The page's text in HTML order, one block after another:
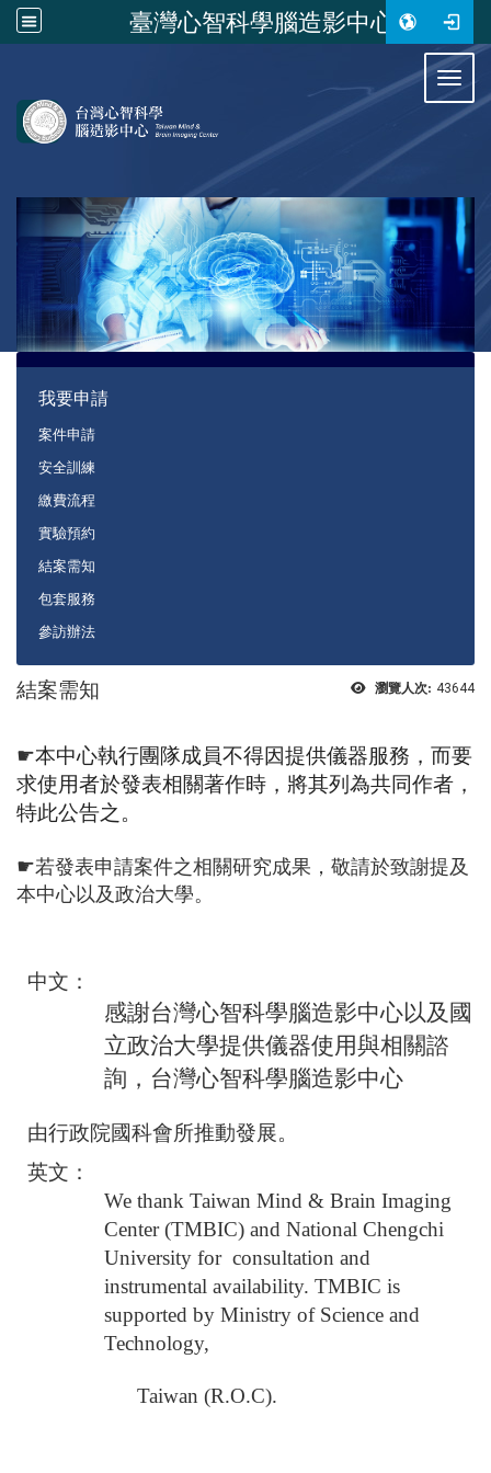
臺灣心智科學腦造影中心
我要申請
案件申請
安全訓練
繳費流程
實驗預約
結案需知
包套服務
參訪辦法
瀏覽人次: 43644
結案需知
☛本中心執行團隊成員不得因提供儀器服務，而要
求使用者於發表相關著作時， 將其列為共同作者，
特此公告之。
☛若發表申請案件之相關研究成果，敬請於致謝提及
本中心以及政治大學。
中文：
感謝台灣心智科學腦造影中心以及國
立政治大學提供儀器使用與相關諮
詢，台灣心智科學腦造影中心
由行政院國科會所推動發展。
英文：
We thank Taiwan Mind & Brain Imaging
Center (TMBIC) and National Chengchi
University for consultation and
instrumental availability. TMBIC is
supported by Ministry of Science and
Technology,
Taiwan (R.O.C).